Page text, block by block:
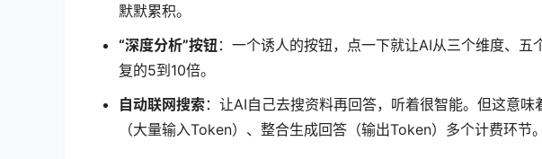
默默累积。
“深度分析”按钮 ：一个诱人的按钮，点一下就让AI从三个维度、
复的5到10倍。
自动联网搜索：让AI自己去搜资料再回答，听着很智能。但这意
（大量输入Token）、整合生成回答（输出Token）多个计费环节。